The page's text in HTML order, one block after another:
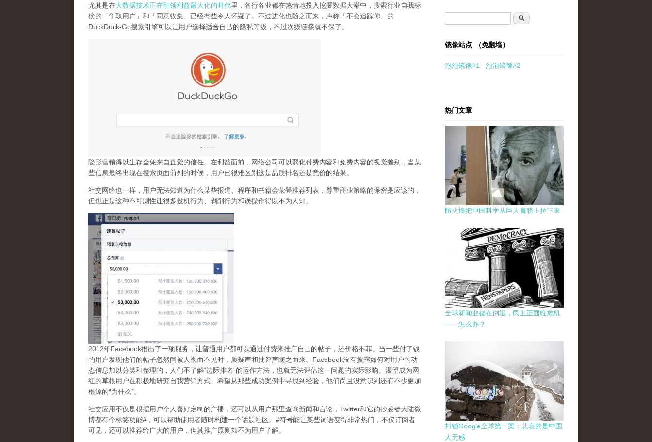
尤其是在大数据技术正在引领利益最大化的时代里，各行各业都在热情地投入挖掘数据大潮中，搜索行业自我标
榜的「争取用户」和「同意收集」已经有些令人怀疑了。不过进化也随之而来，声称「不会追踪你」的
DuckDuck-Go搜索引擎可以让用户选择适合自己的隐私等级，不过次级链接就不保了。
隐形营销得以生存全凭来自直觉的信任。在利益面前，网络公司可以弱化付费内容和免费内容的视觉差别，当某
些信息最终出现在搜索页面前列的时候，用户已很难区别这是品质排名还是竞价的结果。
社交网络也一样， 用户无法知道为什么某些报道、程序和书籍会荣登推荐列表，尊重商业策略的保密是应该的，
但也正是这种不可测性让很多投机行为、剥削行为和误操作得以不为人知。
2012年Facebook推出了一项服务，让普通用户都可以通过付费来推广自己的帖子，还价格不菲。当一些付了钱
的用户发现他们的帖子忽然间被人视而不见时，质疑声和批评声随之而来。 Facebook没有披露如何对用户的动
态信息加以分类和整理的，人们不了解“边际排名”的运作方法，也就无法评估这一问题的实际影响。渴望成为网
红的草根用户在积极地研究自我营销方式、希望从那些成功案例中寻找到经验，他们尚且没意识到 还有不少更加
根源的“为什么”。
社交应用不仅是根据用户个人喜好定制的广播，还可以从用户那里查询新闻和言论， Twitter和它的抄袭者大陆微
博都有个标签功能# ，可以帮助使用者随时构建一个话题社区。 #符号能让某些词语变得非常热门，不仅订阅者
可见，还可以推荐给广大的用户，但其推广原则却不为用户了解。
搜索
镜像站点 （免翻墙）
泡泡镜像#1 泡泡镜像#2
热门文章
防火墙把中国科学从巨人肩膀上拉下来
全球新闻业都在倒退，民主正面临危机
——怎么办？
封锁Google全球第一案：悲哀的是中国
人无感